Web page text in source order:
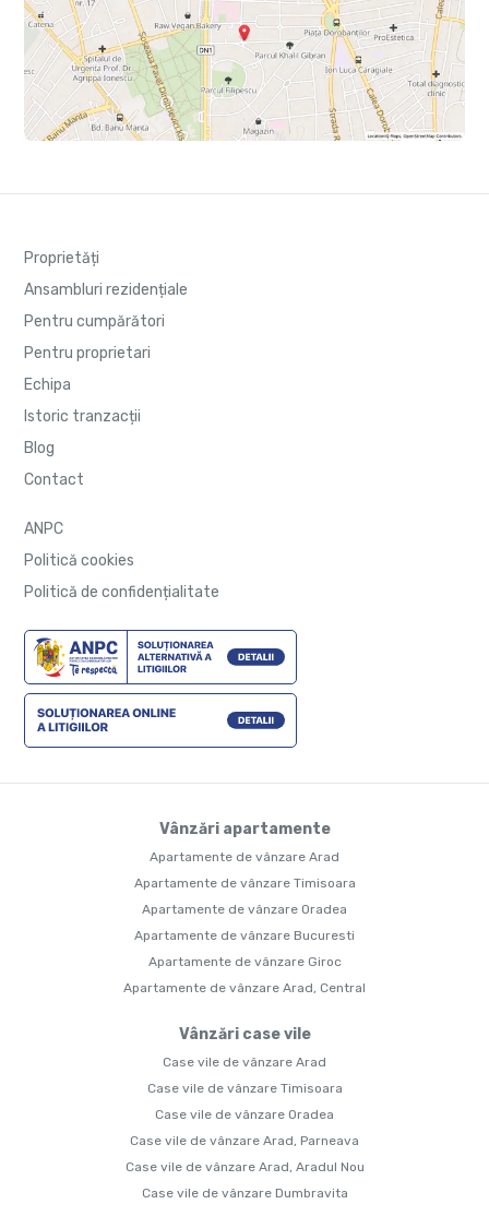
Proprietăți
Ansambluri rezidențiale
Pentru cumpărători
Pentru proprietari
Echipa
Istoric tranzacții
Blog
Contact
ANPC
Politică cookies
Politică de confidențialitate
Vânzări apartamente
Apartamente de vânzare Arad
Apartamente de vânzare Timisoara
Apartamente de vânzare Oradea
Apartamente de vânzare Bucuresti
Apartamente de vânzare Giroc
Apartamente de vânzare Arad, Central
Vânzări case vile
Case vile de vânzare Arad
Case vile de vânzare Timisoara
Case vile de vânzare Oradea
Case vile de vânzare Arad, Parneava
Case vile de vânzare Arad, Aradul Nou
Case vile de vânzare Dumbravita